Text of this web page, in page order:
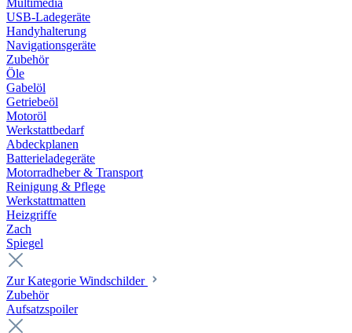
Multimedia
USB-Ladegeräte
Handyhalterung
Navigationsgeräte
Zubehör
Öle
Gabelöl
Getriebeöl
Motoröl
Werkstattbedarf
Abdeckplanen
Batterieladegeräte
Motorradheber & Transport
Reinigung & Pflege
Werkstattmatten
Heizgriffe
Zach
Spiegel
Zur Kategorie Windschilder
Zubehör
Aufsatzspoiler